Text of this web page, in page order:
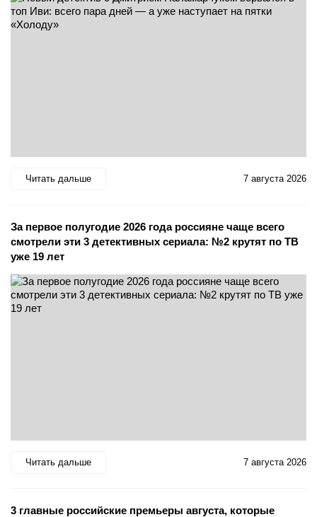
Читать дальше 7 августа 2026
За первое полугодие 2026 года россияне чаще всего
смотрели эти 3 детективных сериала: №2 крутят по ТВ
уже 19 лет
Читать дальше 7 августа 2026
3 главные российские премьеры августа, которые